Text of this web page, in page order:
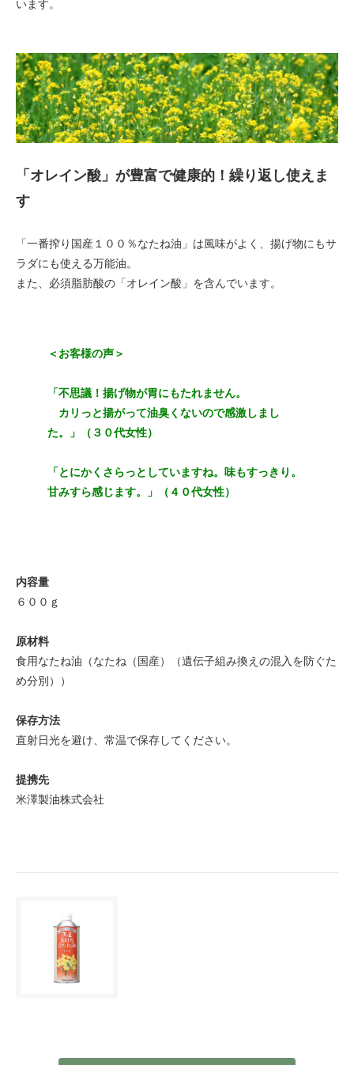
います。
「オレイン酸」が豊富で健康的！繰り返し使えま
す
「一番搾り国産１００％なたね油」は風味がよく、揚げ物にもサ
ラダにも使える万能油。
また、必須脂肪酸の「オレイン酸」を含んでいます。
＜お客様の声＞
「不思議！揚げ物が胃にもたれません。
カリっと揚がって油臭くないので感激しまし
た。」（３０代女性）
「とにかくさらっとしていますね。味もすっきり。
甘みすら感じます。」（４０代女性）
内容量
６００ｇ
原材料
食用なたね油（なたね（国産）（遺伝子組み換えの混入を防ぐた
め分別））
保存方法
直射日光を避け、常温で保存してください。
提携先
米澤製油株式会社